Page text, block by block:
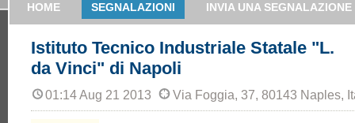
HOME SEGNALAZIONI INVIA UNA SEGNALAZIONE
Istituto Tecnico Industriale Statale "L.
da Vinci" di Napoli
01:14 Aug 21 2013 Via Foggia, 37, 80143 Naples,